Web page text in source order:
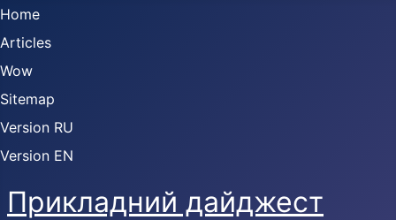
Home
Articles
Wow
Sitemap
Version RU
Version EN
Прикладний дайджест